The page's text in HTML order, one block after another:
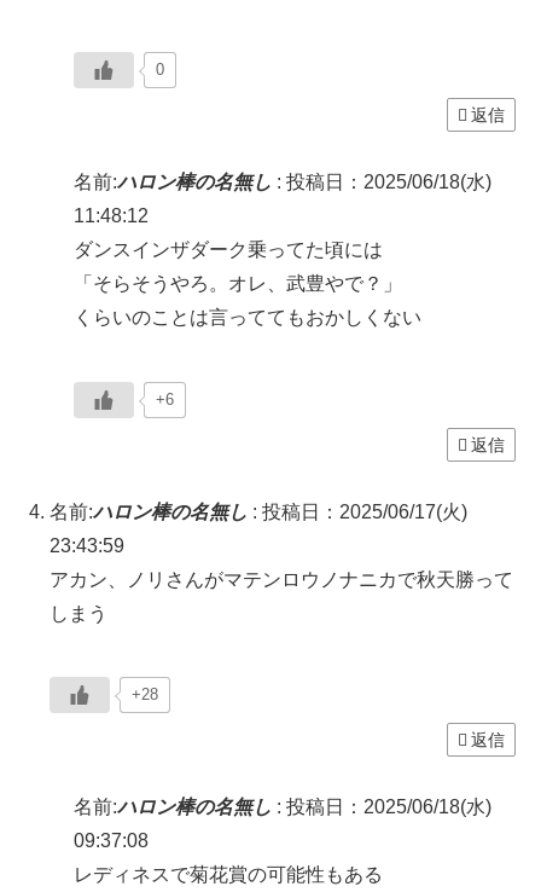
0
返信
名前:ハロン棒の名無し : 投稿日：2025/06/18(水)
11:48:12
ダンスインザダーク乗ってた頃には
「そらそうやろ。オレ、武豊やで？」
くらいのことは言っててもおかしくない
+6
返信
名前:ハロン棒の名無し : 投稿日：2025/06/17(火)
23:43:59
アカン、ノリさんがマテンロウノナニカで秋天勝って
しまう
+28
返信
名前:ハロン棒の名無し : 投稿日：2025/06/18(水)
09:37:08
レディネスで菊花賞の可能性もある